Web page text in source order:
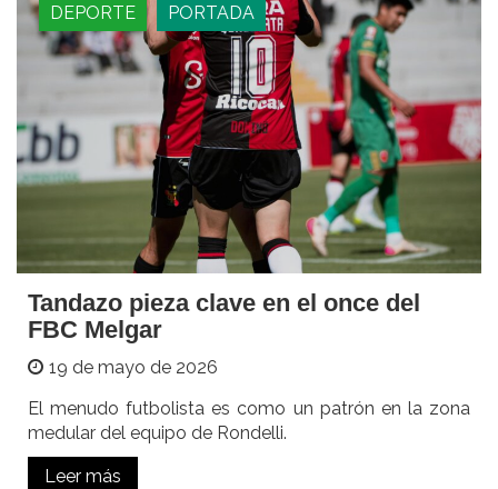
DEPORTE PORTADA
Tandazo pieza clave en el once del
FBC Melgar
19 de mayo de 2026
El menudo futbolista es como un patrón en la zona
medular del equipo de Rondelli.
Leer más